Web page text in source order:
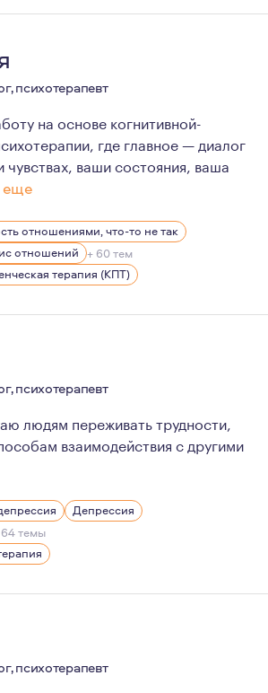
психотерапевт
на основе когнитивной-
где главное — диалог
ваши состояния, ваша
еще
жизни на двух основных моментах:
в процессе повышения
отношениями, что-то не так
отношений + 60 тем
терапия (КПТ)
психотерапевт
людям переживать трудности,
взаимодействия с другими
я была клиентом психолога.
Депрессия
темы
психотерапевт